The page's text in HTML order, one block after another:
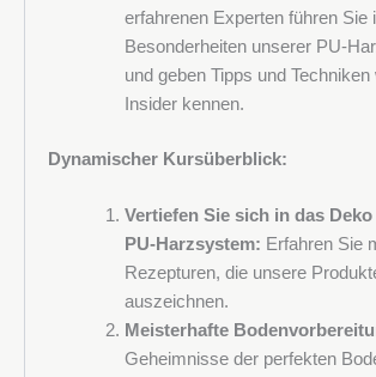
Melden Sie sich für den Newsletter
Systems an und erfahren Sie als Erster von
erfahrenen Experten führen Sie
Besonderheiten unserer PU-
und geben Tipps und Techniken
Insider kennen.
Dynamischer Kursüberblick:
Vertiefen Sie sich in das
PU-Harzsystem: Erfahren Sie
Rezepturen, die unsere
auszeichnen.
Meisterhafte
Geheimnisse der perfekten